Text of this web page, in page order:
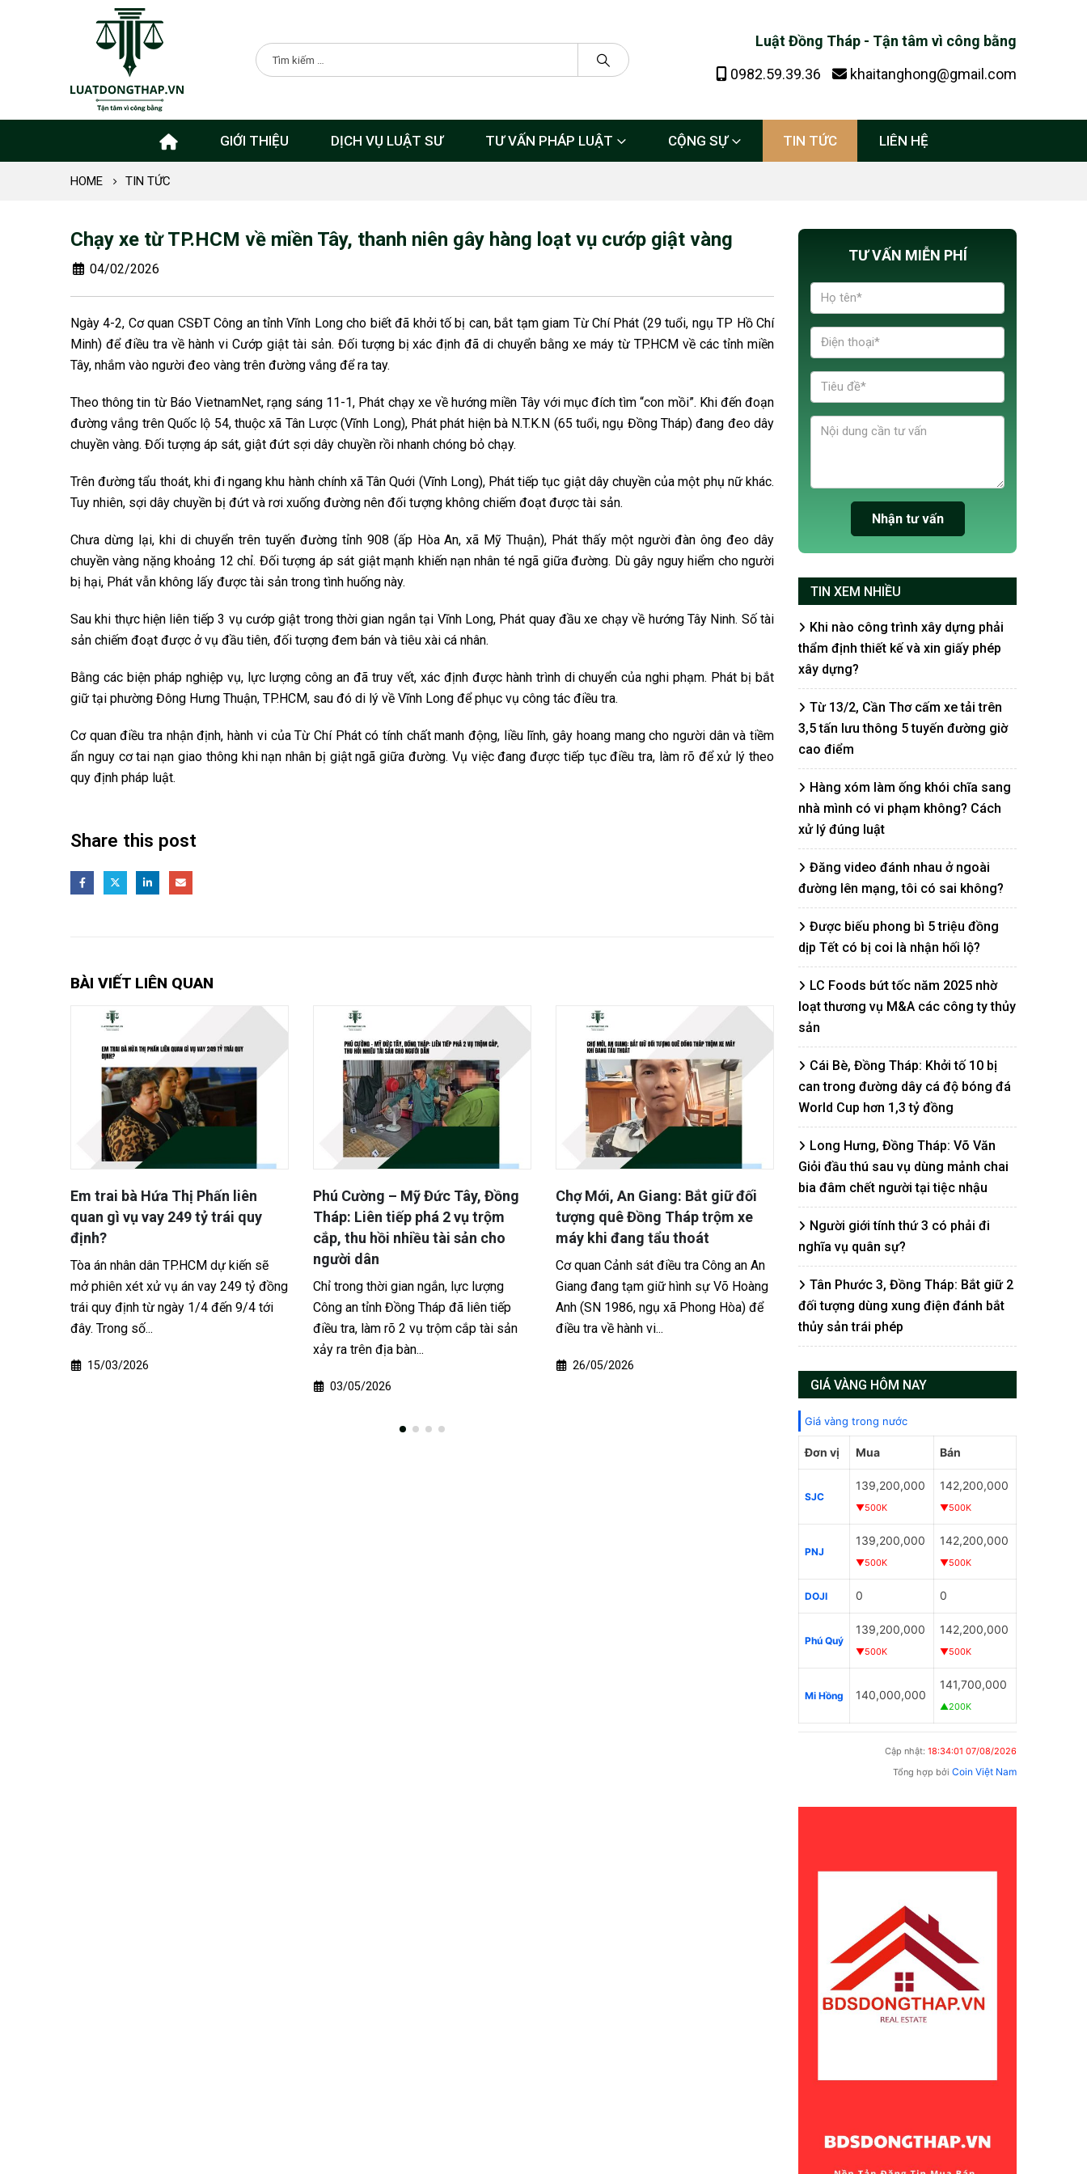
Luật Đồng Tháp - Tận tâm vì công bằng
0982.59.39.36
khaitanghong@gmail.com
GIỚI THIỆU DỊCH VỤ LUẬT SƯ TƯ VẤN PHÁP LUẬT CỘNG SỰ TIN TỨC LIÊN HỆ
HOME TIN TỨC
Chạy xe từ TP.HCM về miền Tây, thanh niên gây hàng loạt vụ cướp giật vàng
04/02/2026
Ngày 4-2, Cơ quan CSĐT Công an tỉnh Vĩnh Long cho biết đã khởi tố bị can, bắt tạm giam Từ Chí Phát (29 tuổi, ngụ TP Hồ Chí
Minh) để điều tra về hành vi Cướp giật tài sản. Đối tượng bị xác định đã di chuyển bằng xe máy từ TP.HCM về các tỉnh miền
Tây, nhắm vào người đeo vàng trên đường vắng để ra tay.
Theo thông tin từ Báo VietnamNet, rạng sáng 11-1, Phát chạy xe về hướng miền Tây với mục đích tìm “con mồi”. Khi đến đoạn
đường vắng trên Quốc lộ 54, thuộc xã Tân Lược (Vĩnh Long), Phát phát hiện bà N.T.K.N (65 tuổi, ngụ Đồng Tháp) đang đeo dây
chuyền vàng. Đối tượng áp sát, giật đứt sợi dây chuyền rồi nhanh chóng bỏ chạy.
Trên đường tẩu thoát, khi đi ngang khu hành chính xã Tân Quới (Vĩnh Long), Phát tiếp tục giật dây chuyền của một phụ nữ khác.
Tuy nhiên, sợi dây chuyền bị đứt và rơi xuống đường nên đối tượng không chiếm đoạt được tài sản.
Chưa dừng lại, khi di chuyển trên tuyến đường tỉnh 908 (ấp Hòa An, xã Mỹ Thuận), Phát thấy một người đàn ông đeo dây
chuyền vàng nặng khoảng 12 chỉ. Đối tượng áp sát giật mạnh khiến nạn nhân té ngã giữa đường. Dù gây nguy hiểm cho người
bị hại, Phát vẫn không lấy được tài sản trong tình huống này.
Sau khi thực hiện liên tiếp 3 vụ cướp giật trong thời gian ngắn tại Vĩnh Long, Phát quay đầu xe chạy về hướng Tây Ninh. Số tài
sản chiếm đoạt được ở vụ đầu tiên, đối tượng đem bán và tiêu xài cá nhân.
Bằng các biện pháp nghiệp vụ, lực lượng công an đã truy vết, xác định được hành trình di chuyển của nghi phạm. Phát bị bắt
giữ tại phường Đông Hưng Thuận, TP.HCM, sau đó di lý về Vĩnh Long để phục vụ công tác điều tra.
Cơ quan điều tra nhận định, hành vi của Từ Chí Phát có tính chất manh động, liều lĩnh, gây hoang mang cho người dân và tiềm
ẩn nguy cơ tai nạn giao thông khi nạn nhân bị giật ngã giữa đường. Vụ việc đang được tiếp tục điều tra, làm rõ để xử lý theo
quy định pháp luật.
Share this post
BÀI VIẾT LIÊN QUAN
Phú Cường – Mỹ Đức Tây, Đồng
Tháp: Liên tiếp phá 2 vụ trộm
cắp, thu hồi nhiều tài sản cho
người dân
Chỉ trong thời gian ngắn, lực lượng
Công an tỉnh Đồng Tháp đã liên tiếp
điều tra, làm rõ 2 vụ trộm cắp tài sản
Chợ Mới, An Giang: Bắt giữ đối
tượng quê Đồng Tháp trộm xe
máy khi đang tẩu thoát
Cơ quan Cảnh sát điều tra Công an An
Giang đang tạm giữ hình sự Võ Hoàng
Anh (SN 1986, ngụ xã Phong Hòa) để
điều tra về hành vi...
Bắt giữ nghi phạm cướp giật
khiến một phụ nữ tử vong mùng
2 Tết tại Cần Thơ
Công an TP Cần Thơ cho biết lực lượng
chức năng đã nhanh chóng bắt giữ đối
tượng liên quan vụ cướp giật tài sản
gây hậu quả đặc biệt...
19/02/2026
Đồng Tháp dự trữ hơn 600 tỷ
đồng hàng hóa phục vụ Tết Bính
Ngọ 2026
Nhằm đáp ứng đầy đủ nhu cầu tiêu
dùng của người dân trong dịp Tết
Nguyên đán Bính Ngọ 2026, tỉnh Đồng
Tháp đã chủ động xây dựng phương
án...
09/01/2026
TƯ VẤN MIỄN PHÍ
TIN XEM NHIỀU
Khi nào công trình xây dựng phải
thẩm định thiết kế và xin giấy phép
xây dựng?
Từ 13/2, Cần Thơ cấm xe tải trên
3,5 tấn lưu thông 5 tuyến đường giờ
cao điểm
Hàng xóm làm ống khói chĩa sang
nhà mình có vi phạm không? Cách
xử lý đúng luật
Đăng video đánh nhau ở ngoài
đường lên mạng, tôi có sai không?
Được biếu phong bì 5 triệu đồng
dịp Tết có bị coi là nhận hối lộ?
LC Foods bứt tốc năm 2025 nhờ
loạt thương vụ M&A các công ty thủy
sản
Cái Bè, Đồng Tháp: Khởi tố 10 bị
can trong đường dây cá độ bóng đá
World Cup hơn 1,3 tỷ đồng
Long Hưng, Đồng Tháp: Võ Văn
Giỏi đầu thú sau vụ dùng mảnh chai
bia đâm chết người tại tiệc nhậu
Người giới tính thứ 3 có phải đi
nghĩa vụ quân sự?
Tân Phước 3, Đồng Tháp: Bắt giữ 2
đối tượng dùng xung điện đánh bắt
thủy sản trái phép
GIÁ VÀNG HÔM NAY
Giá vàng trong nước
Đơn vị Mua Bán
SJC
139,200,000
▼500K
142,200,000
▼500K
PNJ
139,200,000
▼500K
142,200,000
▼500K
DOJI 0 0
Phú Quý
139,200,000
▼500K
142,200,000
▼500K
Mi Hồng 140,000,000
141,700,000
▲200K
Cập nhật: 18:34:01 07/08/2026
Tổng hợp bởi Coin Việt Nam